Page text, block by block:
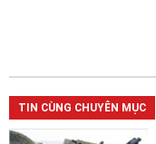
TIN CÙNG CHUYÊN MỤC